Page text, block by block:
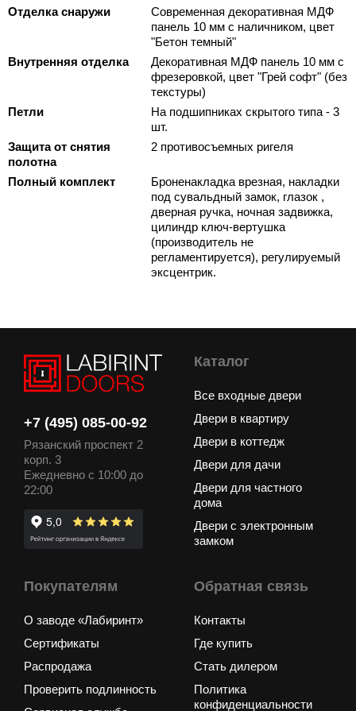
Отделка снаружи
Современная декоративная МДФ
панель 10 мм с наличником, цвет
"Бетон темный"
Внутренняя отделка
Декоративная МДФ панель 10 мм с
фрезеровкой, цвет "Грей софт" (без
текстуры)
Петли
На подшипниках скрытого типа - 3
шт.
Защита от снятия
полотна
2 противосъемных ригеля
Полный комплект
Броненакладка врезная, накладки
под сувальдный замок, глазок ,
дверная ручка, ночная задвижка,
цилиндр ключ-вертушка
(производитель не
регламентируется), регулируемый
эксцентрик.
+7 (495) 085-00-92
Рязанский проспект 2
корп. 3
Ежедневно с 10:00 до
22:00
Каталог
Все входные двери
Двери в квартиру
Двери в коттедж
Двери для дачи
Двери для частного
дома
Двери с электронным
замком
Покупателям
О заводе «Лабиринт»
Сертификаты
Распродажа
Проверить подлинность
Обратная связь
Контакты
Где купить
Стать дилером
Политика
конфиденциальности